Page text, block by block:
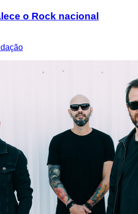
o Rock nacional